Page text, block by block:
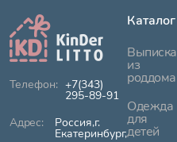
+7(343)
295-89-91
Россия,г.
Екатеринбург,
Каталог
Выписка
из
роддома
Одежда
для
детей